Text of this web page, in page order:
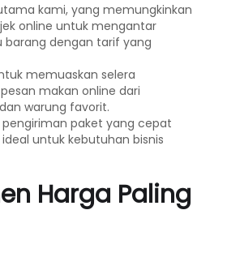
kami, yang memungkinkan
online untuk mengantar
dengan tarif yang
memuaskan selera
pesan makan online dari
warung favorit.
pengiriman paket yang cepat
untuk kebutuhan bisnis
Harga Paling